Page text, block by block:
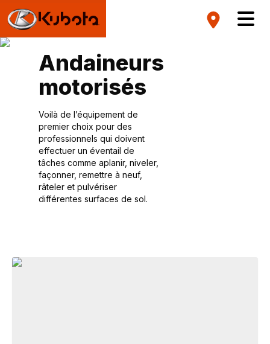
Andaineurs
motorisés
Voilà de l’équipement de
premier choix pour des
professionnels qui doivent
effectuer un éventail de
tâches comme aplanir, niveler,
façonner, remettre à neuf,
râteler et pulvériser
différentes surfaces de sol.